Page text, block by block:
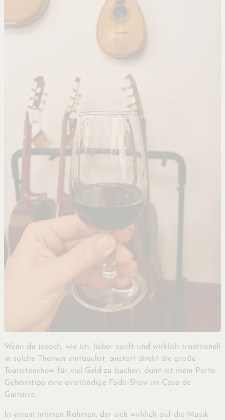
Wenn du jedoch, wie ich, lieber sanft und wirklich traditionell
in solche Themen eintauchst, anstatt direkt die große
Touristenshow für viel Geld zu buchen, dann ist mein Porto
Geheimtipp eine einstündige Fado-Show im Casa de
Guitarra.
In einem intimen Rahmen, der sich wirklich auf die Musik